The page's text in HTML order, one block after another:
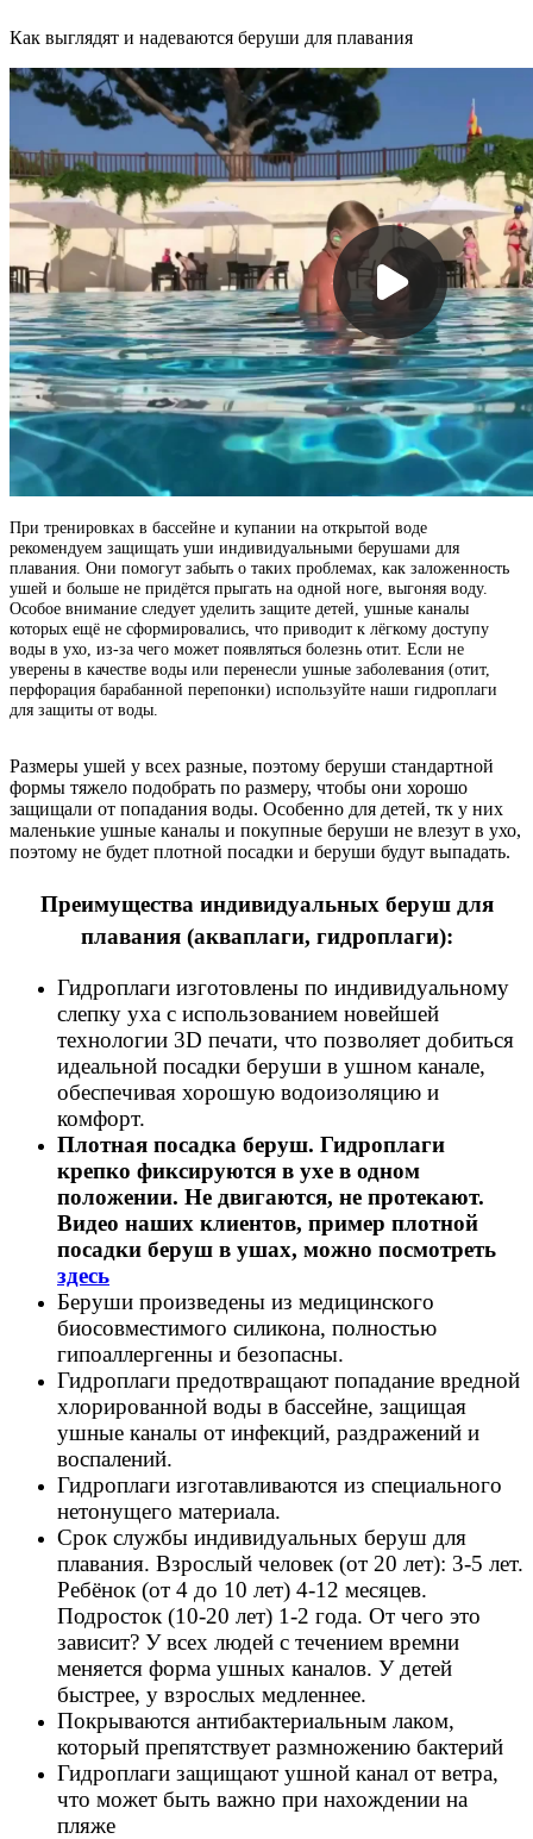
Как выглядят и надеваются беруши для плавания
При тренировках в бассейне и купании на открытой воде
рекомендуем защищать уши индивидуальными берушами для
плавания. Они помогут забыть о таких проблемах, как заложенность
ушей и больше не придётся прыгать на одной ноге, выгоняя воду.
Особое внимание следует уделить защите детей, ушные каналы
которых ещё не сформировались, что приводит к лёгкому доступу
воды в ухо, из-за чего может появляться болезнь отит. Если не
уверены в качестве воды или перенесли ушные заболевания (отит,
перфорация барабанной перепонки) используйте наши гидроплаги
для защиты от воды.
Размеры ушей у всех разные, поэтому беруши стандартной
формы тяжело подобрать по размеру, чтобы они хорошо
защищали от попадания воды. Особенно для детей, тк у них
маленькие ушные каналы и покупные беруши не влезут в ухо,
поэтому не будет плотной посадки и беруши будут выпадать.
Преимущества индивидуальных беруш для
плавания(акваплаги, гидроплаги):
Гидроплаги изготовлены по индивидуальному
слепку уха с использованием новейшей
технологии 3D печати, что позволяет добиться
идеальной посадки беруши в ушном канале,
обеспечивая хорошую водоизоляцию и
комфорт.
Плотная посадка беруш. Гидроплаги
крепко фиксируются в ухе в одном
положении. Не двигаются, не протекают.
Видео наших клиентов, пример плотной
посадки беруш в ушах, можно посмотреть
здесь
Беруши произведены из медицинского
биосовместимого силикона, полностью
гипоаллергенны и безопасны.
Гидроплаги предотвращают попадание вредной
хлорированной воды в бассейне, защищая
ушные каналы от инфекций, раздражений и
воспалений.
Гидроплаги изготавливаются из специального
нетонущего материала.
Срок службы индивидуальных беруш для
плавания. Взрослый человек (от 20 лет): 3-5 лет.
Ребёнок (от 4 до 10 лет) 4-12 месяцев.
Подросток (10-20 лет) 1-2 года. От чего это
зависит? У всех людей с течением времни
меняется форма ушных каналов. У детей
быстрее, у взрослых медленнее.
Покрываются антибактериальным лаком,
который препятствует размножению бактерий
Гидроплаги защищают ушной канал от ветра,
что может быть важно при нахождении на
пляже